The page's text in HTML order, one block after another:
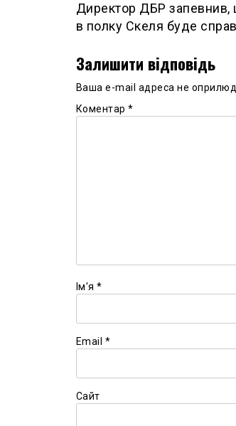
Директор ДБР запевнив,
в полку Скеля буде
Залишити відповідь
Ваша e-mail адреса не
Коментар *
Ім'я *
Email *
Сайт